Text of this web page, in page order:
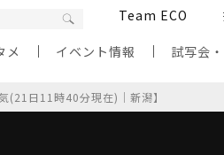
Team ECO
メ イベント情報 試写会
(21日11時40分現在)｜新潟】